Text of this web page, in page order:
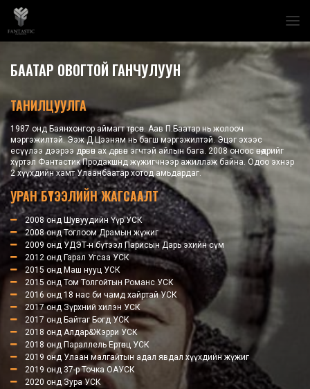
БААТАР ОВОГТОЙ ГАНЧУЛУУН
ТАНИЛЦУУЛГА
1987 онд Баянхонгор аймагт төрсөн. Аав П.Баатар нь жолооч
мэргэжилтэй. Ээж Д.Цээням нь багш мэргэжилтэй. Эцэг эхээс
есүүлээ дээрээ дөрвөн ах дөрвөн эгчтэй айлын бага. 2008 оноос өнөөдрийг
хүртэл Фантастик Продакшнд жүжигчнээр ажиллаж байна. Одоо эхнэр
2 хүүхдийн хамт Улаанбаатар хотод амьдардаг.
УРАН БҮТЭЭЛИЙН ЖАГСААЛТ
2008 онд Шувуудийн Үүр УСК
2008 онд Тоглоом Драмын жүжиг
2009 онд УДЭТ-н бүтээл Парисын Дарь эхийн сүм
2012 онд Гарал Угсаа УСК
2015 онд Маш нууц УСК
2015 онд Том Толгойтын Романс УСК
2016 онд 18 нас би чамд хайртай УСК
2017 онд Зүрхний хилэн УСК
2017 онд Байтаг Богд УСК
2018 онд Алдар&Жэрри УСК
2018 онд Параллель Ертөнц УСК
2019 онд Улаан малгайтын адал явдал хүүхдийн жүжиг
2019 онд 37-р Точка ОАУСК
2020 онд Зура УСК